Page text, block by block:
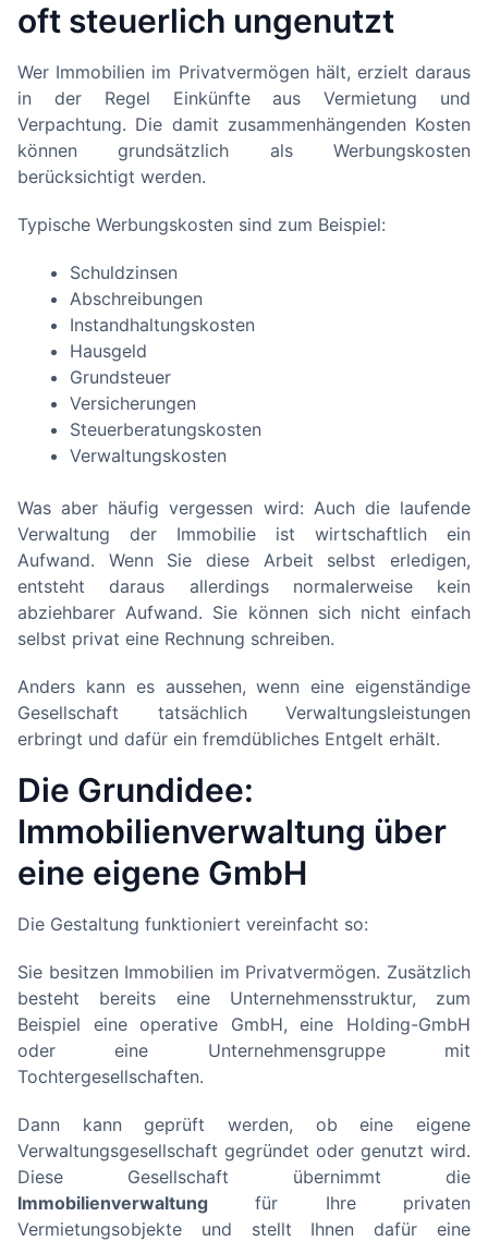
oft steuerlich ungenutzt
Wer Immobilien im Privatvermögen hält, erzielt daraus
in der Regel Einkünfte aus Vermietung und
Verpachtung. Die damit zusammenhängenden Kosten
können grundsätzlich als Werbungskosten
berücksichtigt werden.
Typische Werbungskosten sind zum Beispiel:
Schuldzinsen
Abschreibungen
Instandhaltungskosten
Hausgeld
Grundsteuer
Versicherungen
Steuerberatungskosten
Verwaltungskosten
Was aber häufig vergessen wird: Auch die laufende
Verwaltung der Immobilie ist wirtschaftlich ein
Aufwand. Wenn Sie diese Arbeit selbst erledigen,
entsteht daraus allerdings normalerweise kein
abziehbarer Aufwand. Sie können sich nicht einfach
selbst privat eine Rechnung schreiben.
Anders kann es aussehen, wenn eine eigenständige
Gesellschaft tatsächlich Verwaltungsleistungen
erbringt und dafür ein fremdübliches Entgelt erhält.
Die Grundidee:
Immobilienverwaltung über
eine eigene GmbH
Die Gestaltung funktioniert vereinfacht so:
Sie besitzen Immobilien im Privatvermögen. Zusätzlich
besteht bereits eine Unternehmensstruktur, zum
Beispiel eine operative GmbH, eine Holding-GmbH
oder eine Unternehmensgruppe mit
Tochtergesellschaften.
Dann kann geprüft werden, ob eine eigene
Verwaltungsgesellschaft gegründet oder genutzt wird.
Diese Gesellschaft übernimmt die
Immobilienverwaltung für Ihre privaten
Vermietungsobjekte und stellt Ihnen dafür eine